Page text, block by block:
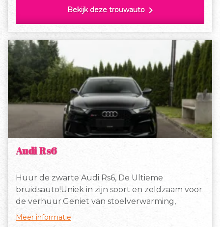
De G-Klasse is niet alleen een blikvanger, maar
ook een waar statement van stijl en klasse.
Bekijk deze trouwauto chevron_right
Audi Rs6
Huur de zwarte Audi Rs6, De Ultieme
bruidsauto!Uniek in zijn soort en zeldzaam voor
de verhuur.Geniet van stoelverwarming,
automaat en ga zo maar door in op en top
luxe.De kleur is afgestemd op ieder pak en jurk
Meer informatie